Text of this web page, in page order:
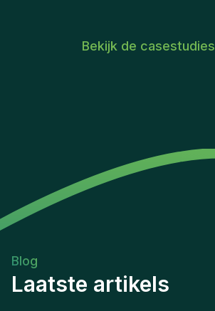
Bekijk de casestudies
Blog
Laatste artikels